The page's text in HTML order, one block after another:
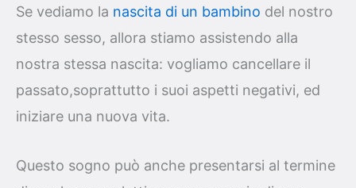
Se vediamo la nascita di un bambino del nostro
stesso sesso, allora stiamo assistendo alla
nostra stessa nascita: vogliamo cancellare il
passato,soprattutto i suoi aspetti negativi, ed
iniziare una nuova vita.
Questo sogno può anche presentarsi al termine